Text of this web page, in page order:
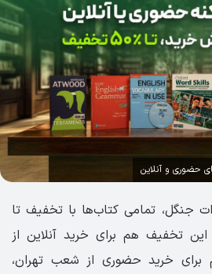
جنگل، تمامی کتاب‌ها با تخفیف تا
این تخفیف هم برای خرید آنلاین از
خرید حضوری از شعب تهران،